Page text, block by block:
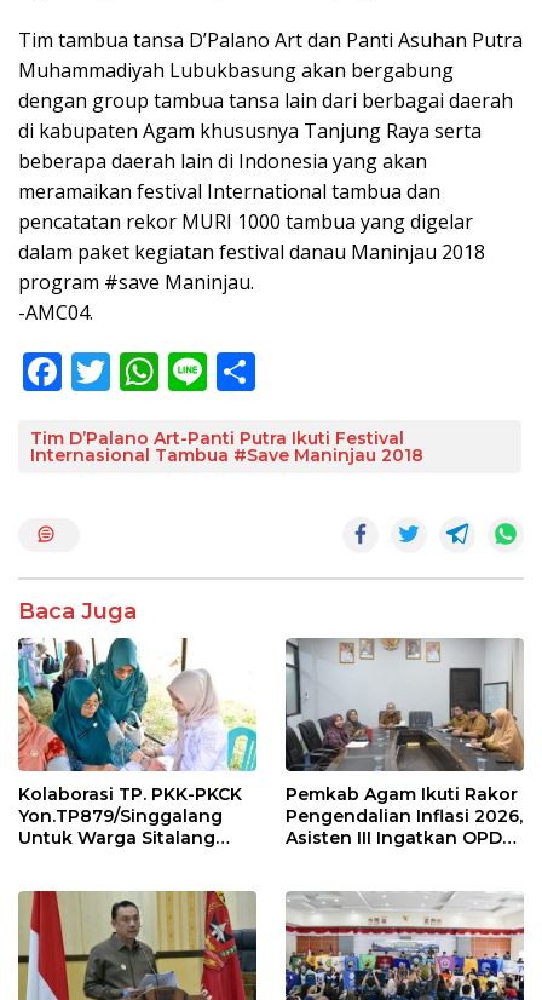
Tim tambua tansa D’Palano Art dan Panti Asuhan Putra
Muhammadiyah Lubukbasung akan bergabung
dengan group tambua tansa lain dari berbagai daerah
di kabupaten Agam khususnya Tanjung Raya serta
beberapa daerah lain di Indonesia yang akan
meramaikan festival International tambua dan
pencatatan rekor MURI 1000 tambua yang digelar
dalam paket kegiatan festival danau Maninjau 2018
program #save Maninjau.
-AMC04.
F
ac
e
o
k
T
w
itt
W
h
at
p
Li
n
e ar
Tim D’Palano Art-Panti Putra Ikuti Festival
Internasional Tambua #Save Maninjau 2018
Baca Juga
Kolaborasi TP. PKK-PKCK
Yon.TP879/Singgalang
Untuk Warga Sitalang
Pemkab Agam Ikuti Rakor
Pengendalian Inflasi 2026,
Asisten III Ingatkan OPD